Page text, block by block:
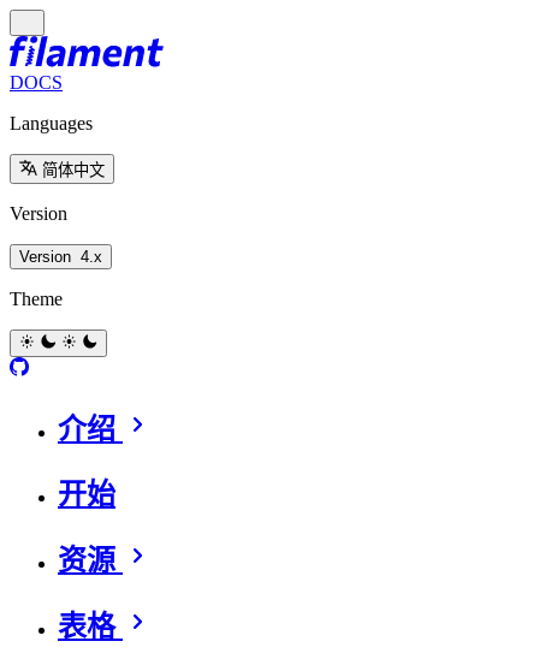
DOCS
Languages
简体中文
Version
Version 4.x
Theme
介绍
开始
资源
表格